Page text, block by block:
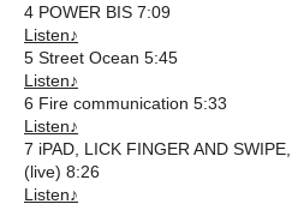
4 POWER BIS 7:09
Listen♪
5 Street Ocean 5:45
Listen♪
6 Fire communication 5:33
Listen♪
7 iPAD, LICK FINGER AND
(live) 8:26
Listen♪